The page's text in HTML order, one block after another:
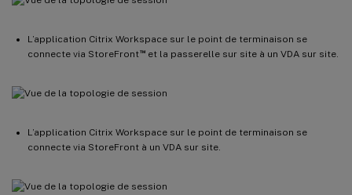
L’application Citrix Workspace sur le point de terminaison se
connecte via StoreFront™et la passerelle sur site à un VDA sur site.
L’application Citrix Workspace sur le point de terminaison se
connecte via StoreFront à un VDA sur site.